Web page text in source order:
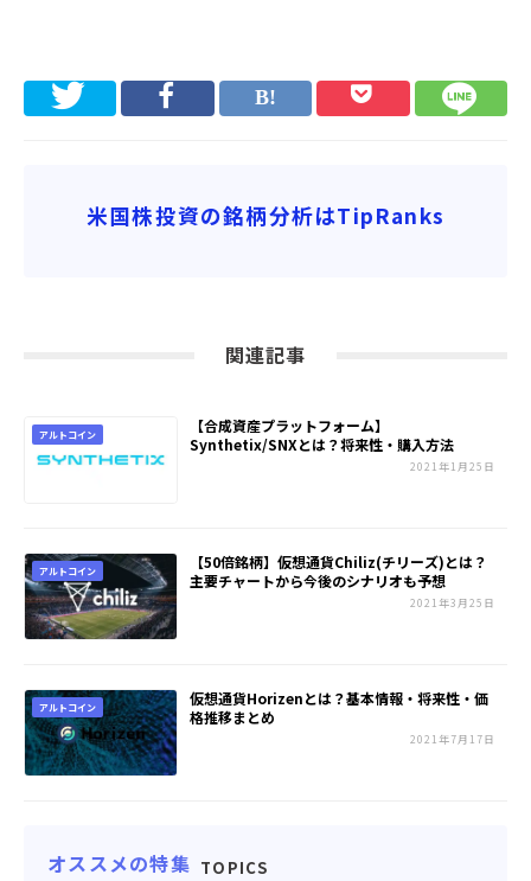
米国株投資の銘柄分析はTipRanks
関連記事
アルトコイン
【合成資産プラットフォーム】
Synthetix/SNXとは？将来性・購入方法
2021年1月25日
アルトコイン
【50倍銘柄】仮想通貨Chiliz(チリーズ)とは？
主要チャートから今後のシナリオも予想
2021年3月25日
アルトコイン
仮想通貨Horizenとは？基本情報・将来性・価
格推移まとめ
2021年7月17日
オススメの特集 TOPICS